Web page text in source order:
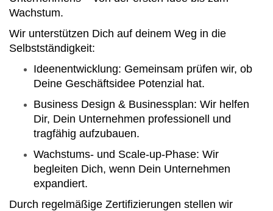
Wachstum.
Wir unterstützen Dich auf deinem Weg in die
Selbstständigkeit:
Ideenentwicklung: Gemeinsam prüfen wir, ob
Deine Geschäftsidee Potenzial hat.
Business Design & Businessplan: Wir helfen
Dir, Dein Unternehmen professionell und
tragfähig aufzubauen.
Wachstums- und Scale-up-Phase: Wir
begleiten Dich, wenn Dein Unternehmen
expandiert.
Durch regelmäßige Zertifizierungen stellen wir